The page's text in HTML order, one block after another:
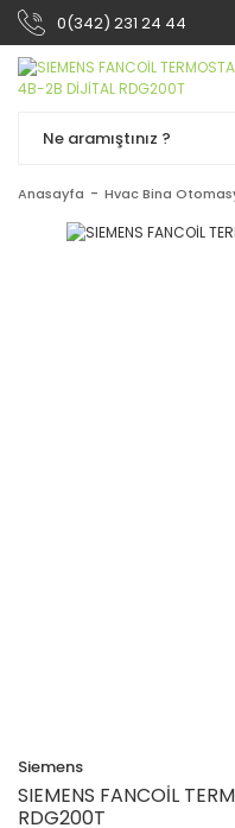
0(342) 231 24 44
Anasayfa Hvac Bina
Siemens
SIEMENS FANCOİL
RDG200T